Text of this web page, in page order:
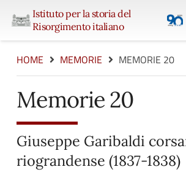
Istituto per la storia del
Risorgimento italiano
HOME MEMORIE MEMORIE 20
Memorie 20
Giuseppe Garibaldi
riograndense (1837-1838)